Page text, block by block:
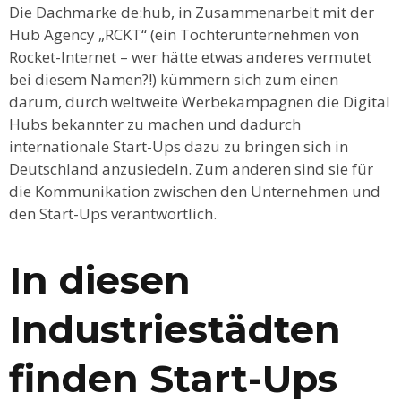
Die Dachmarke de:hub, in Zusammenarbeit mit der
Hub Agency „RCKT“ (ein Tochterunternehmen von
Rocket-Internet – wer hätte etwas anderes vermutet
bei diesem Namen?!) kümmern sich zum einen
darum, durch weltweite Werbekampagnen die Digital
Hubs bekannter zu machen und dadurch
internationale Start-Ups dazu zu bringen sich in
Deutschland anzusiedeln. Zum anderen sind sie für
die Kommunikation zwischen den Unternehmen und
den Start-Ups verantwortlich.
In diesen
Industriestädten
finden Start-Ups